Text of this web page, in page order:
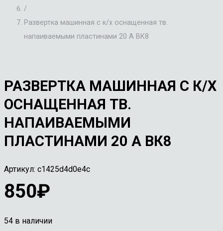
/
Развертка машинная с к/х оснащенная тв.
напаиваемыми пластинами 20 А ВК8
РАЗВЕРТКА МАШИННАЯ С К/Х
ОСНАЩЕННАЯ ТВ.
НАПАИВАЕМЫМИ
ПЛАСТИНАМИ 20 А ВК8
Артикул: c1425d4d0e4c
850₽
54 в наличии